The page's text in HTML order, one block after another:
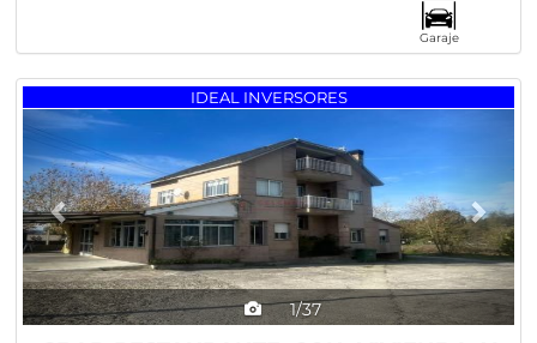
Garaje
IDEAL INVERSORES
1/37
Previous